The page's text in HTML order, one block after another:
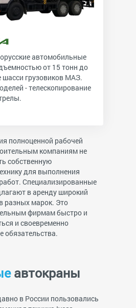
автомобильные
от 15 тонн до
шасси грузовиков МАЗ.
- телескопирование
полноценной рабочей
компаниям не
собственную
для выполнения
Специализированные
в аренду широкий
разных марок. Это
фирмам быстро и
и своевременно
обязательства.
автокраны
в России пользовались